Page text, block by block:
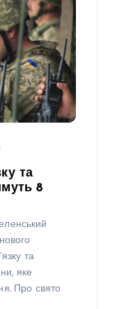
та
8
та
яке
Про свято